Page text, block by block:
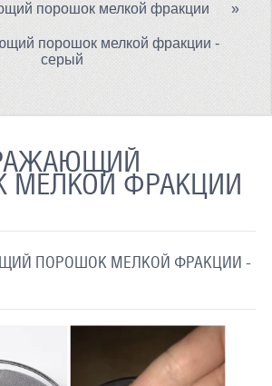
СВЕТООТРАЖАЮЩАЯ ТКАНЬ
ТЕРМОХРОМНАЯ ТКАНЬ
ДОРОЖНЫЕ ЗНАКИ
порошок мелкой фракции »
порошок мелкой фракции -
серый
МЕЛКОЙ ФРАКЦИИ
ПОРОШОК МЕЛКОЙ ФРАКЦИИ -